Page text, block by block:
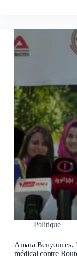
Politique
Amara Benyounes:
médical contre